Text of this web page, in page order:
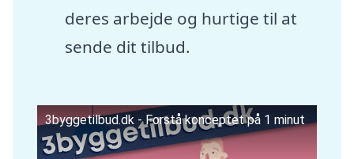
deres arbejde og hurtige til at
sende dit tilbud.
3byggetilbud.dk - Forstå konceptet på 1 minut